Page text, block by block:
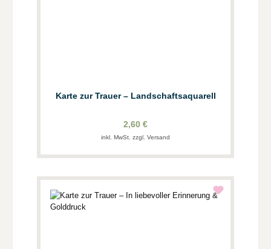
Karte zur Trauer – Landschaftsaquarell
2,60 €
inkl. MwSt. zzgl. Versand